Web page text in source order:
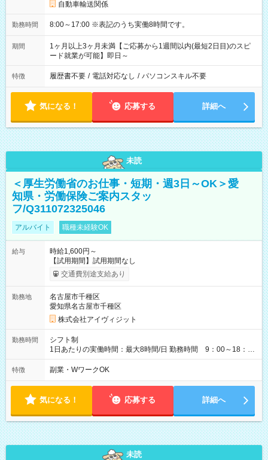
自動車輸送関係
勤務時間 8:00～17:00 ※表記のうち実働8時間です。
期間
1ヶ月以上3ヶ月未満【ご応募から1週間以内(最短2日目)のスピ
ード就業が可能】即日～
特徴 履歴書不要 / 電話対応なし / パソコンスキル不要
気になる！ 応募する 詳細へ
未読
＜厚生労働省のお仕事・短期・週3日～OK＞愛
知県・労働保険ご案内スタッ
フ/Q311072325046
アルバイト 職種未経験OK
給与
時給1,600円～
【試用期間】試用期間なし
交通費別途支給あり
勤務地
名古屋市千種区
愛知県名古屋市千種区
株式会社アイヴィジット
勤務時間
シフト制
1日あたりの実働時間：最大8時間/日 勤務時間 9：00～18：
00(実働8h、休憩1h) 土日祝含む週3日～OK、シフト制 ※もちろ
ん週5日勤務もOK♪ 勤務期間：2026年8月12日～9月9日※リスト
特徴 副業・WワークOK
気になる！ 応募する 詳細へ
未読